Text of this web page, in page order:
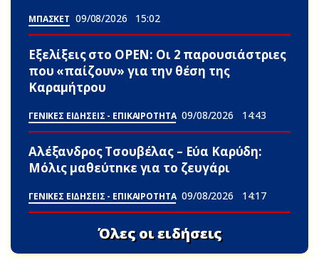
ΜΠΑΣΚΕΤ 09/08/2026 15:02
Εξελίξεις στο OPEN: Οι 2 παρουσιάστριες
που «παίζουν» για την θέση της
Καραμήτρου
ΓΕΝΙΚΕΣ ΕΙΔΗΣΕΙΣ - ΕΠΙΚΑΙΡΟΤΗΤΑ 09/08/2026 14:43
Αλέξανδρος Τσουβέλας – Εύα Καρύδη:
Μόλις μαθεύτnκε για το ζευγάρι
ΓΕΝΙΚΕΣ ΕΙΔΗΣΕΙΣ - ΕΠΙΚΑΙΡΟΤΗΤΑ 09/08/2026 14:17
Όλες οι ειδήσεις